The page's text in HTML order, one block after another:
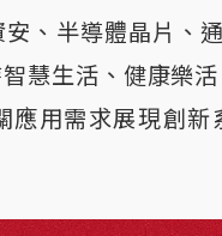
、半導體晶片、
慧生活、健康樂
應用需求展現創新